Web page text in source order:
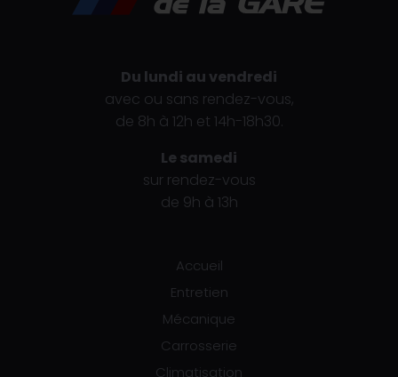
Du lundi au vendredi
avec ou sans rendez-vous,
de 8h à 12h et 14h-18h30.
Le samedi
sur rendez-vous
de 9h à 13h
Accueil
Entretien
Mécanique
Carrosserie
Climatisation